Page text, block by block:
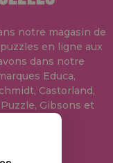
notre magasin de
en ligne aux
dans notre
Educa,
Castorland,
Gibsons et